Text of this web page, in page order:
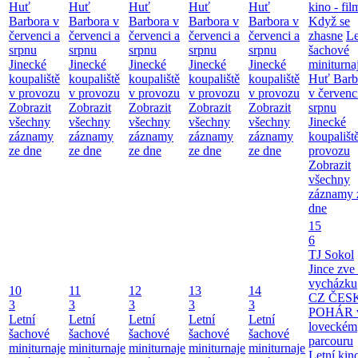
Huť
Barbora v
červenci a
srpnu
Jinecké
koupaliště
v provozu
Zobrazit
všechny
záznamy
ze dne
Huť
Barbora v
červenci a
srpnu
Jinecké
koupaliště
v provozu
Zobrazit
všechny
záznamy
ze dne
Huť
Barbora v
červenci a
srpnu
Jinecké
koupaliště
v provozu
Zobrazit
všechny
záznamy
ze dne
Huť
Barbora v
červenci a
srpnu
Jinecké
koupaliště
v provozu
Zobrazit
všechny
záznamy
ze dne
Huť
Barbora v
červenci a
srpnu
Jinecké
koupaliště
v provozu
Zobrazit
všechny
záznamy
ze dne
kino -
Když se
zhasne
šachové
Huť
v
srpnu
Jinecké
provozu
Zobrazit
všechny
záznamy
dne
10
3
Letní
šachové
miniturnaje
11
3
Letní
šachové
miniturnaje
12
3
Letní
šachové
miniturnaje
13
3
Letní
šachové
miniturnaje
14
3
Letní
šachové
miniturnaje
15
6
TJ Sokol
Jince zve
vycházku
CZ
POHÁR
loveckém
parcouru
Letní